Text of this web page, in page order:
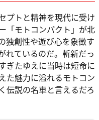
プトと精神を現代に受け
「モトコンパクト」が北
独創性や遊び心を象徴す
れているのだ。斬新だっ
ぎたゆえに当時は短命に
た魅力に溢れるモトコン
伝説の名車と言えるだろ